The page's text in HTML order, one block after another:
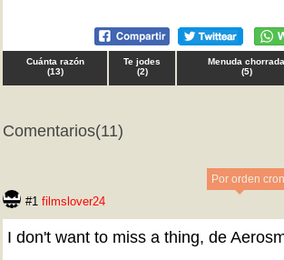
Cuánta razón
(13)
Te jodes
(2)
Menuda chorrada
(5)
Comentarios(11)
Por orden
#1 filmslover24
I don't want to miss a thing, de